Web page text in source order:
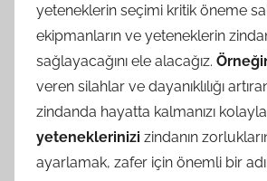
yeteneklerin seçimi kritik öneme
ekipmanların ve yeteneklerin
sağlayacağını ele alacağız.
veren silahlar ve dayanıklılığı
zindanda hayatta kalmanızı
yeteneklerinizi zindanın
ayarlamak, zafer için önemli bir